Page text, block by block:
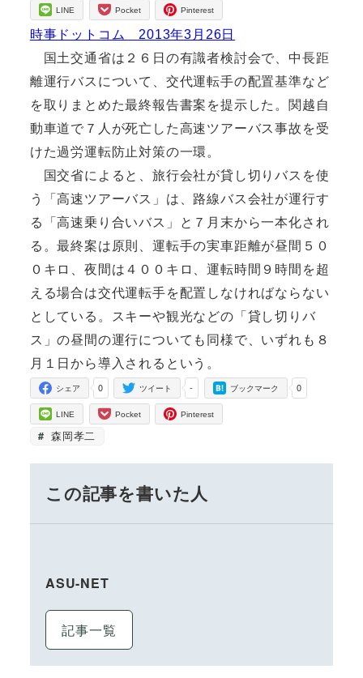
LINE Pocket Pinterest
時事ドットコム 2013年3月26日
国土交通省は２６日の有識者検討会で、中長距
離運行バスについて、交代運転手の配置基準など
を取りまとめた最終報告書案を提示した。関越自
動車道で７人が死亡した高速ツアーバス事故を受
けた過労運転防止対策の一環。
国交省によると、旅行会社が貸し切りバスを使
う「高速ツアーバス」は、路線バス会社が運行す
る「高速乗り合いバス」と７月末から一本化され
る。最終案は原則、運転手の実車距離が昼間５０
０キロ、夜間は４００キロ、運転時間９時間を超
える場合は交代運転手を配置しなければならない
としている。スキーや観光などの「貸し切りバ
ス」の昼間の運行についても同様で、いずれも８
月１日から導入されるという。
0
シェア -
ツイート 0
ブックマーク
LINE Pocket Pinterest
森岡孝二
この記事を書いた人
ASU-NET
記事一覧